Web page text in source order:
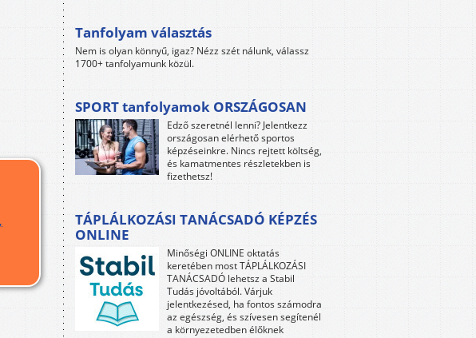
Tanfolyam választás
Nem is olyan könnyű, igaz? Nézz szét nálunk, válassz
1700+ tanfolyamunk közül.
SPORT tanfolyamok ORSZÁGOSAN
Edző szeretnél lenni? Jelentkezz
országosan elérhető sportos
képzéseinkre. Nincs rejtett költség,
és kamatmentes részletekben is
fizethetsz!
TÁPLÁLKOZÁSI TANÁCSADÓ KÉPZÉS
ONLINE
Minőségi ONLINE oktatás
keretében most TÁPLÁLKOZÁSI
TANÁCSADÓ lehetsz a Stabil
Tudás jóvoltából. Várjuk
jelentkezésed, ha fontos számodra
az egészség, és szívesen segítenél
a környezetedben élőknek